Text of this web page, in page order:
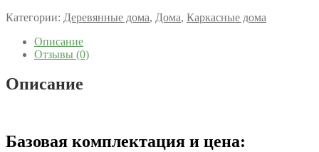
Категории: Деревянные дома, Дома, Каркасные дома
Описание
Отзывы (0)
Описание
Базовая комплектация и цена: